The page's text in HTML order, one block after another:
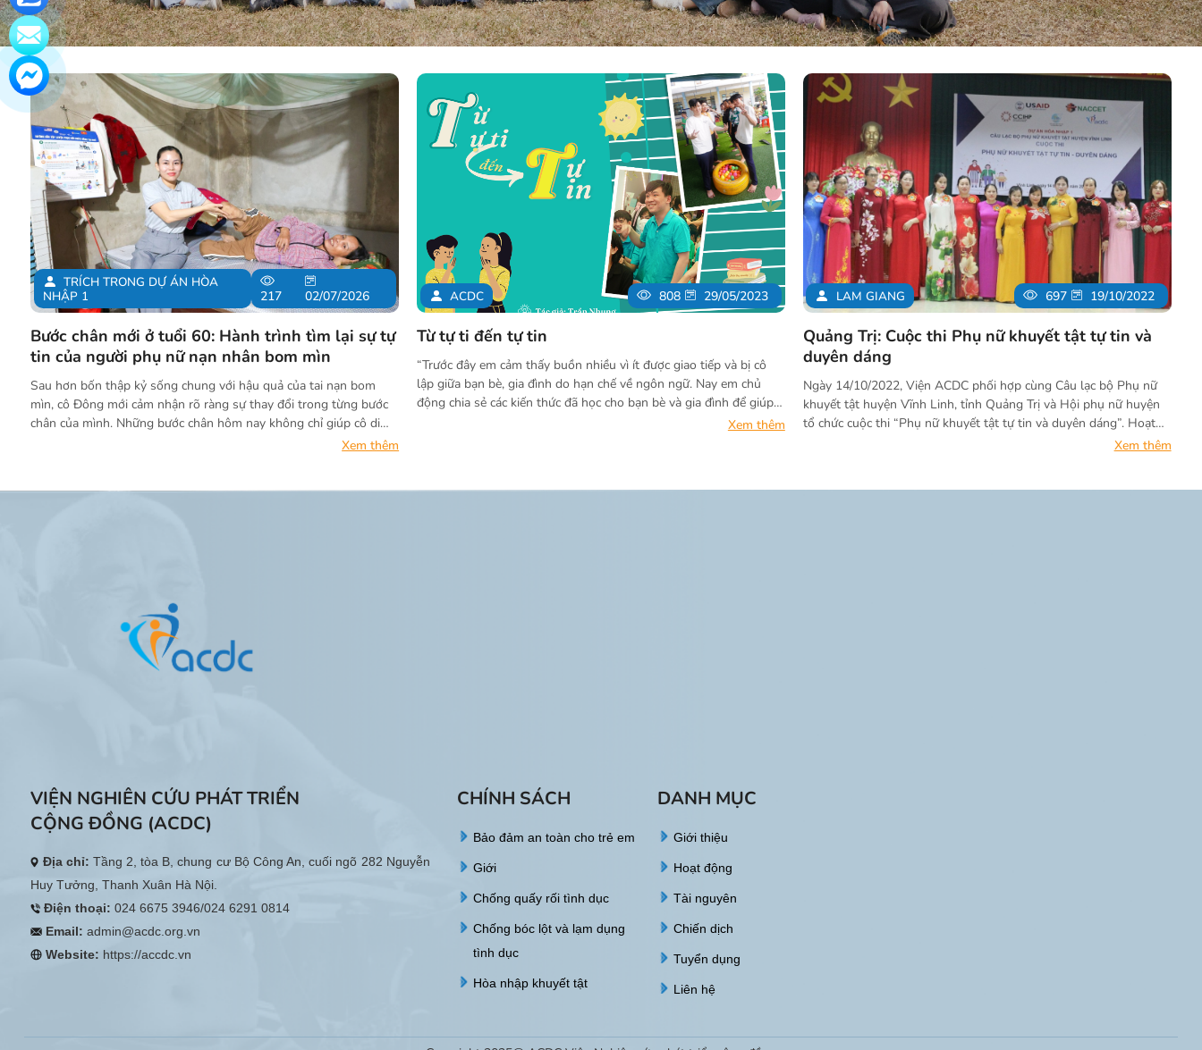
TRÍCH TRONG DỰ ÁN HÒA
NHẬP 1
217 02/07/2026
Bước chân mới ở tuổi 60: Hành trình tìm lại sự tự
tin của người phụ nữ nạn nhân bom mìn
Sau hơn bốn thập kỷ sống chung với hậu quả của tai nạn bom
mìn, cô Đông mới cảm nhận rõ ràng sự thay đổi trong từng bước
chân của mình. Những bước chân hôm nay không chỉ giúp cô di
chuyển dễ dàng hơn, mà còn mang lại sự tự tin và cảm giác được
Xem thêm
ACDC 808 29/05/2023
Từ tự ti đến tự tin
“Trước đây em cảm thấy buồn nhiều vì ít được giao tiếp và bị cô
lập giữa bạn bè, gia đình do hạn chế về ngôn ngữ. Nay em chủ
động chia sẻ các kiến thức đã học cho bạn bè và gia đình để giúp
các bạn biết bày tỏ ý kiến và ba mẹ của em hiểu rõ hơn về quyền
Xem thêm
LAM GIANG 697 19/10/2022
Quảng Trị: Cuộc thi Phụ nữ khuyết tật tự tin và
duyên dáng
Ngày 14/10/2022, Viện ACDC phối hợp cùng Câu lạc bộ Phụ nữ
khuyết tật huyện Vĩnh Linh, tỉnh Quảng Trị và Hội phụ nữ huyện
tổ chức cuộc thi “Phụ nữ khuyết tật tự tin và duyên dáng”. Hoạt
động thực hiện nhằm chào mừng 92 năm ngày Phụ nữ Việt Nam
Xem thêm
VIỆN NGHIÊN CỨU PHÁT TRIỂN
CỘNG ĐỒNG (ACDC)
Địa chỉ: Tầng 2, tòa B, chung cư Bộ Công An, cuối ngõ 282 Nguyễn
Huy Tưởng, Thanh Xuân Hà Nội.
Điện thoại: 024 6675 3946/024 6291 0814
Email: admin@acdc.org.vn
Website: https://accdc.vn
CHÍNH SÁCH
Bảo đảm an toàn cho trẻ em
Giới
Chống quấy rối tình dục
Chống bóc lột và lạm dụng
tình dục
Hòa nhập khuyết tật
DANH MỤC
Giới thiệu
Hoạt động
Tài nguyên
Chiến dịch
Tuyển dụng
Liên hệ